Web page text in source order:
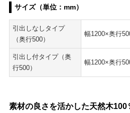
サイズ（単位：mm）
引出しなしタイプ
（奥行500）
幅1200×奥行
引出し付タイプ（奥
行500）
幅1200×奥行
素材の良さを活かした天然木